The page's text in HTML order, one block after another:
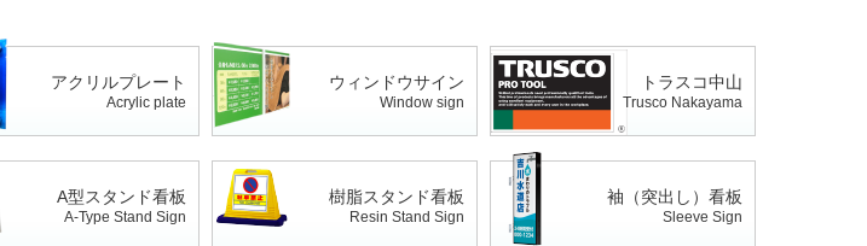
アクリルプレート
Acrylic plate
ウィンドウサイン
Window sign
トラスコ中山
Trusco Nakayama
A型スタンド看板
A-Type Stand Sign
樹脂スタンド看板
Resin Stand Sign
袖（突出し）看板
Sleeve Sign